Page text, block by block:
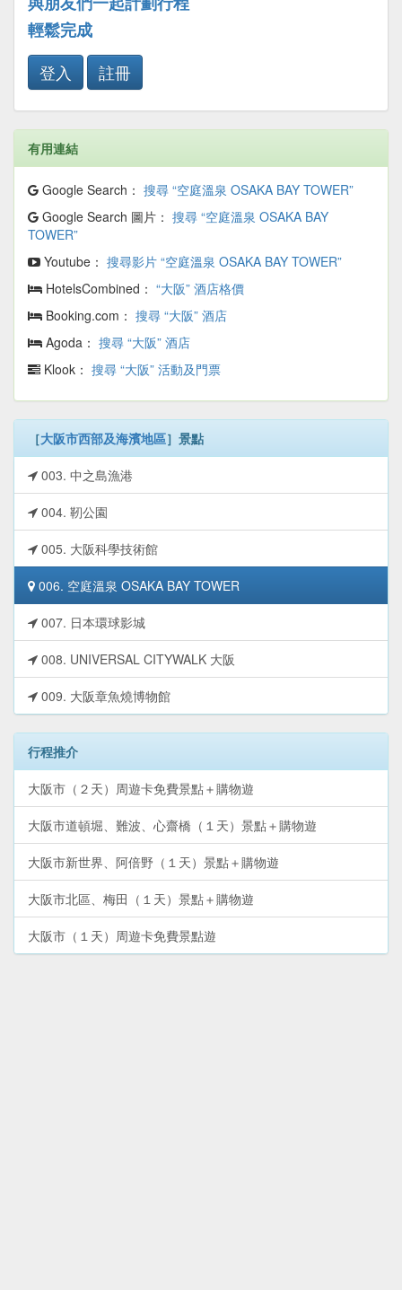
輕鬆完成
登入
註冊
有用連結
Google Search： 搜尋 “空庭溫泉 OSAKA BAY TOWER”
Google Search 圖片： 搜尋 “空庭溫泉 OSAKA BAY
TOWER”
Youtube： 搜尋影片 “空庭溫泉 OSAKA BAY TOWER”
HotelsCombined： “大阪” 酒店格價
Booking.com： 搜尋 “大阪” 酒店
Agoda： 搜尋 “大阪” 酒店
Klook： 搜尋 “大阪” 活動及門票
［大阪市西部及海濱地區］景點
003. 中之島漁港
004. 靭公園
005. 大阪科學技術館
006. 空庭溫泉 OSAKA BAY TOWER
007. 日本環球影城
008. UNIVERSAL CITYWALK 大阪
009. 大阪章魚燒博物館
行程推介
大阪市（２天）周遊卡免費景點＋購物遊
大阪市道頓堀、難波、心齋橋（１天）景點＋購物遊
大阪市新世界、阿倍野（１天）景點＋購物遊
大阪市北區、梅田（１天）景點＋購物遊
大阪市（１天）周遊卡免費景點遊